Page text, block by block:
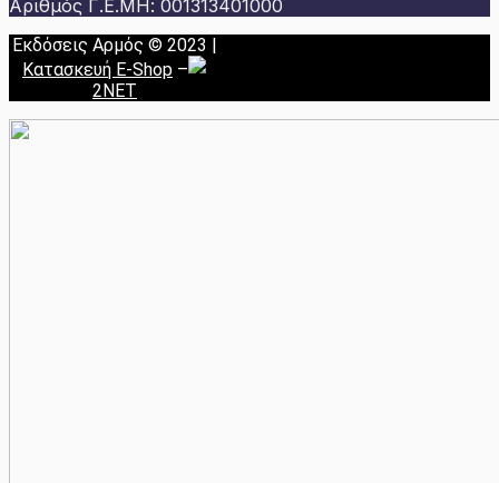
Αριθμός Γ.Ε.ΜΗ: 001313401000
Εκδόσεις Αρμός © 2023 |
Κατασκευή E-Shop –
2NET